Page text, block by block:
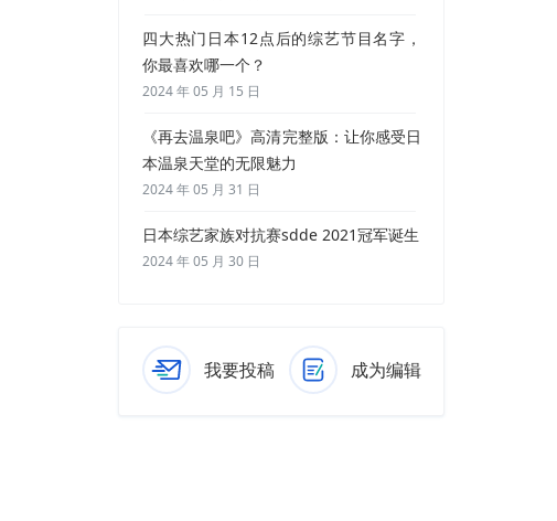
四大热门日本12点后的综艺节目名字，
你最喜欢哪一个？
2024 年 05 月 15 日
《再去温泉吧》高清完整版：让你感受日
本温泉天堂的无限魅力
2024 年 05 月 31 日
日本综艺家族对抗赛sdde 2021冠军诞生
2024 年 05 月 30 日
我要投稿 成为编辑